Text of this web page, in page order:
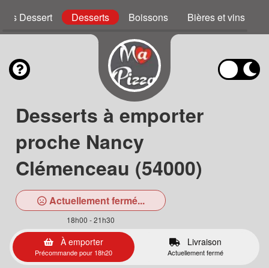
Dessert Desserts Boissons Bières et vins
Desserts à emporter
proche Nancy
Clémenceau (54000)
Actuellement fermé...
18h00 - 21h30
À emporter
Précommande pour 18h20
Livraison
Actuellement fermé